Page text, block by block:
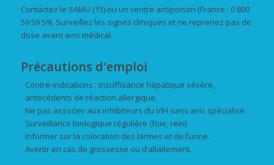
Contactez le SAMU (15) ou un centre antipoison (France : 0 800
59 59 59). Surveillez les signes cliniques et ne reprenez pas de
dose avant avis médical.
Précautions d'emploi
Contre-indications : insuffisance hépatique sévère,
antécédents de réaction allergique.
Ne pas associer aux inhibiteurs du VIH sans avis spécialisé.
Surveillance biologique régulière (foie, rein).
Informer sur la coloration des larmes et de l’urine.
Avertir en cas de grossesse ou d’allaitement.